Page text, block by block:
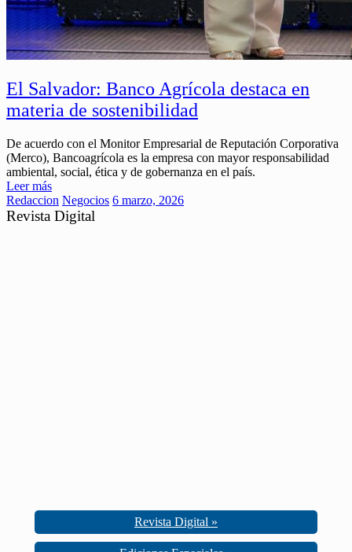
El Salvador: Banco Agrícola destaca en
materia de sostenibilidad
De acuerdo con el Monitor Empresarial de Reputación Corporativa
(Merco), Bancoagrícola es la empresa con mayor responsabilidad
ambiental, social, ética y de gobernanza en el país.
Leer más
Redaccion Negocios 6 marzo, 2026
Revista Digital
Revista Digital »